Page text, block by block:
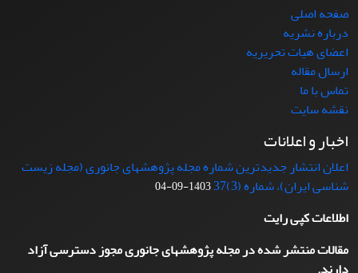
صفحه اصلی
درباره نشریه
اعضای هیات تحریریه
ارسال مقاله
تماس با ما
نقشه سایت
اخبار و اعلانات
اعلان انتشار جدیدترین شماره مجله پژوهشهای جانوری (مجله زیست
شناسی ایران)، شماره (3)37
1403-09-04
اطلاعات کپی رایت
مقالات منتشر شده در مجله پژوهشهای جانوری مجوز دسترسی آزاد